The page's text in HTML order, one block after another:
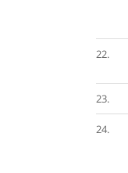
22.
23.
24.